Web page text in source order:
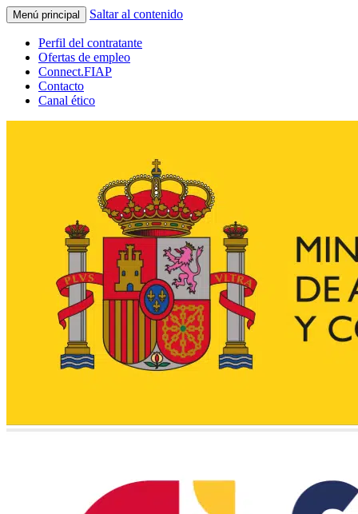
Menú principal Saltar al contenido
Perfil del contratante
Ofertas de empleo
Connect.FIAP
Contacto
Canal ético